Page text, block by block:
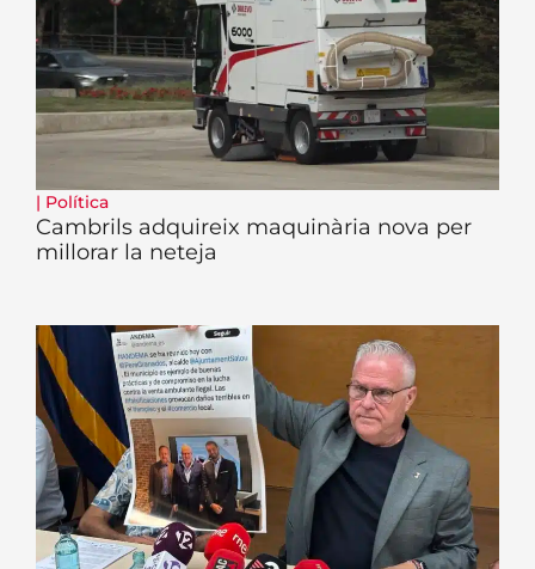
| Política
Cambrils adquireix maquinària nova per
millorar la neteja